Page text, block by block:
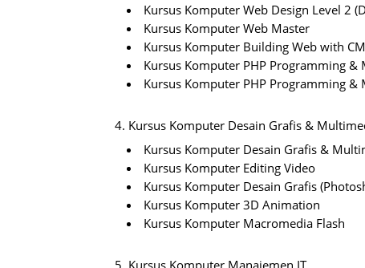
Kursus Komputer Web Design Level 2
Kursus Komputer Web Master
Kursus Komputer Building Web with
Kursus Komputer PHP Programming &
Kursus Komputer PHP Programming &
4. Kursus Komputer Desain Grafis &
Kursus Komputer Desain Grafis &
Kursus Komputer Editing Video
Kursus Komputer Desain Grafis
Kursus Komputer 3D Animation
Kursus Komputer Macromedia Flash
5. Kursus Komputer Manajemen IT